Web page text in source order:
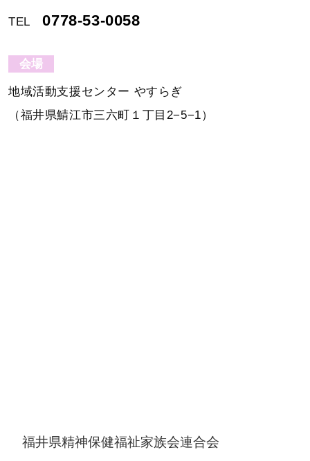
TEL0778-53-0058
会場
地域活動支援センター やすらぎ
（福井県鯖江市三六町１丁目2−5−1）
福井県精神保健福祉家族会連合会